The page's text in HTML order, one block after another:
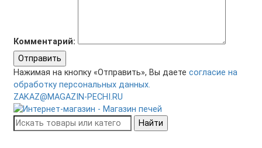
Комментарий:
Отправить
Нажимая на кнопку «Отправить», Вы даете согласие на
обработку персональных данных.
ZAKAZ@MAGAZIN-PECHI.RU
Найти